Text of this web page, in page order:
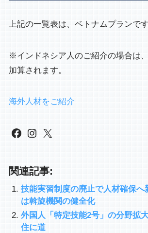
上記の一覧表は、ベトナムプランです
※インドネシア人のご紹介の場合は
加算されます。
海外人材をご紹介
Facebook
Instagram
X
関連記事:
技能実習制度の廃止で人材確保
は斡旋機関の健全化
外国人「特定技能2号」の分野拡
住に道